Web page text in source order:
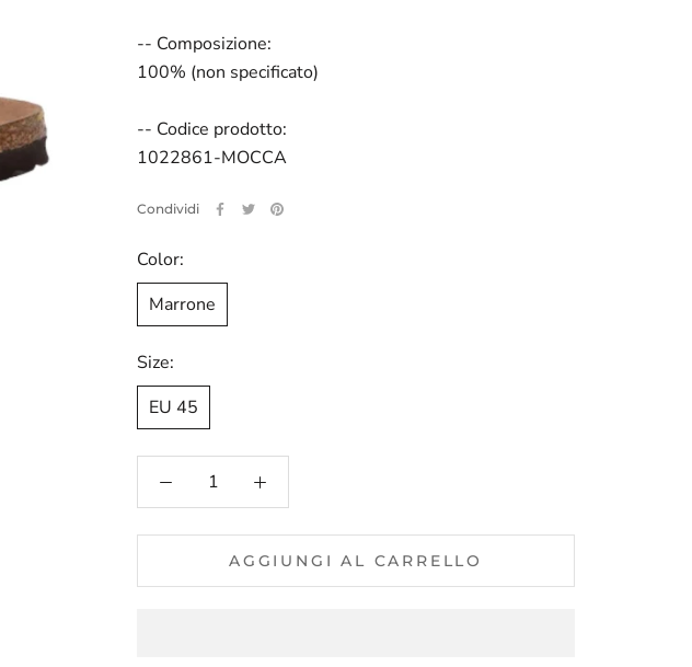
-- Composizione:
100% (non specificato)
-- Codice prodotto:
1022861-MOCCA
Condividi
Color:
Marrone
Size:
EU 45
AGGIUNGI AL CARRELLO